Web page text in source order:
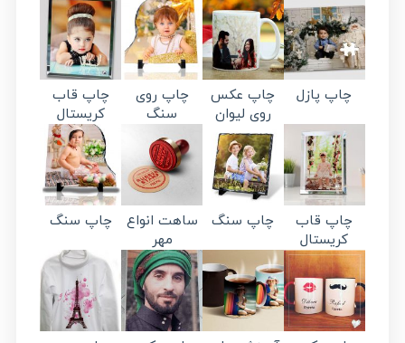
چاپ پازل
چاپ عکس
روی لیوان
چاپ روی
سنگ
چاپ قاب
کریستال
چاپ قاب
کریستال
چاپ سنگ
ساهت انواع
مهر
چاپ سنگ